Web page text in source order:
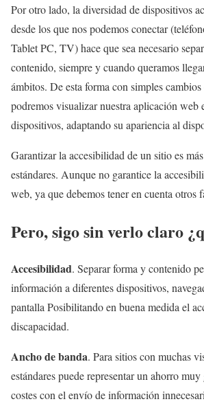
Por otro lado, la diversidad de dispositivos
desde los que nos podemos conectar
Tablet PC, TV) hace que sea necesario
contenido, siempre y cuando queramos
ámbitos. De esta forma con simples
podremos visualizar nuestra aplicación web
dispositivos, adaptando su apariencia al
Garantizar la accesibilidad de un sitio es
estándares. Aunque no garantice la
web, ya que debemos tener en cuenta otros
Pero, sigo sin verlo claro
Accesibilidad. Separar forma y contenido
información a diferentes dispositivos,
pantalla Posibilitando en buena medida el
discapacidad.
Ancho de banda. Para sitios con muchas
estándares puede representar un ahorro
costes con el envío de información